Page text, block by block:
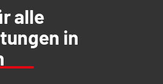
alle
in